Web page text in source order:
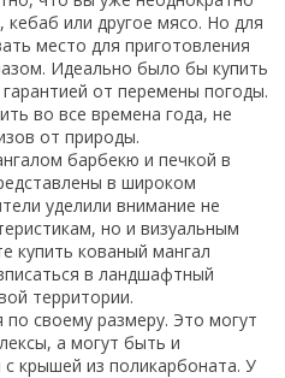
или другое мясо. Но для
место для приготовления
Идеально было бы купить
от перемены погоды.
во все времена года, не
от природы.
барбекю и печкой в
в широком
уделили внимание не
но и визуальным
купить кованый мангал
в ландшафтный
территории.
своему размеру. Это могут
а могут быть и
крышей из поликарбоната. У